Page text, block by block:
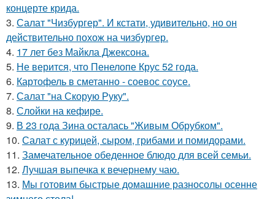
концерте крида.
3. Салат "Чизбургер". И кстати, удивительно, но он
действительно похож на чизбургер.
4. 17 лет без Майкла Джексона.
5. Не верится, что Пенелопе Крус 52 года.
6. Картофель в сметанно - соевос соусе.
7. Салат "на Скорую Руку".
8. Слойки на кефире.
9. В 23 года Зина осталась "Живым Обрубком".
10. Салат с курицей, сыром, грибами и помидорами.
11. Замечательное обеденное блюдо для всей семьи.
12. Лучшая выпечка к вечернему чаю.
13. Мы готовим быстрые домашние разносолы осенне